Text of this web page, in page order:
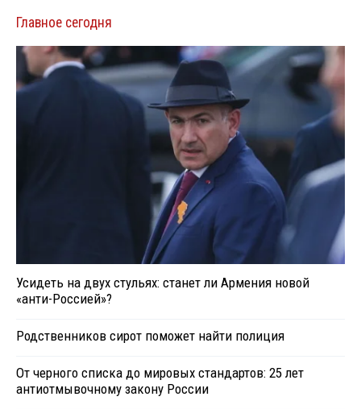
Главное сегодня
Усидеть на двух стульях: станет ли Армения новой
«анти-Россией»?
Родственников сирот поможет найти полиция
От черного списка до мировых стандартов: 25 лет
антиотмывочному закону России